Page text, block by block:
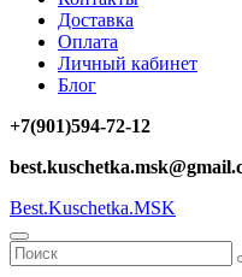
Доставка
Оплата
Личный кабинет
Блог
+7(901)594-72-12
Best.Kuschetka.MSK